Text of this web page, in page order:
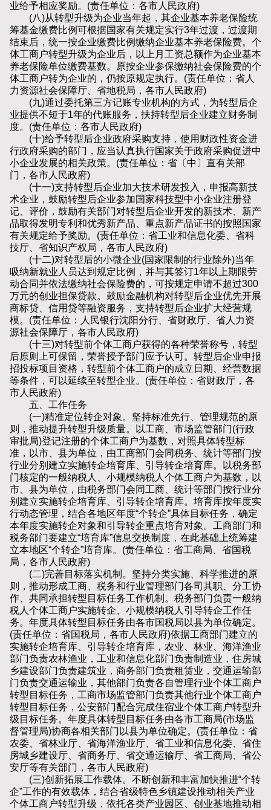
业给予相应奖励。(责任单位：各市人民政府)
(八)从转型升级为企业当年起，其企业基本养老保险统
筹基金缴费比例可根据国家有关规定实行3年过渡，过渡期
结束后，统一按企业缴费比例缴纳企业基本养老保险费。个
体工商户转型升级为企业后，以上月工资总额作为企业基本
养老保险单位缴费基数。原按企业参保缴纳社会保险费的个
体工商户转为企业的，仍按原规定执行。(责任单位：省人
力资源社会保障厅、省地税局，各市人民政府)
(九)通过委托第三方记账专业机构的方式，为转型后企
业提供不短于1年的代账服务，扶持转型后企业建立财务制
度。(责任单位：各市人民政府)
(十)给予转型后企业政府采购支持，使用财政性资金进
行政府采购的部门，应当认真执行国家关于政府采购促进中
小企业发展的相关政策。(责任单位：省〔中〕直有关部
门，各市人民政府)
(十一)支持转型后企业加大技术研发投入，申报高新技
术企业，鼓励转型后企业参加国家科技型中小企业注册登
记、评价，鼓励有关部门对转型后企业开发的新技术、新产
品取得发明专利和优秀新产品、重点新产品证书的按照国家
有关规定给予奖励。(责任单位：省工业和信息化委、省科
技厅、省知识产权局，各市人民政府)
(十二)对转型后的小微企业(国家限制的行业除外)当年
吸纳新就业人员达到规定比例，并与其签订1年以上期限劳
动合同并依法缴纳社会保险费的，可按规定申请不超过300
万元的创业担保贷款。鼓励金融机构对转型后企业优先开展
商标贷、信用贷等融资服务，支持转型后企业扩大经营规
模。(责任单位：人民银行沈阳分行、省财政厅、省人力资
源社会保障厅，各市人民政府)
(十三)对转型前个体工商户获得的各种荣誉称号，转型
后原则上可保留，荣誉授予部门应予认可。转型后企业申报
招投标项目资格，转型前个体工商户的成立日期、经营数据
等条件，可以延续至转型企业。(责任单位：省财政厅，各
市人民政府)
五、工作任务
(一)精准定位转企对象。坚持标准先行、管理规范的原
则，推动提升转型升级质量。以工商、市场监管部门(行政
审批局)登记注册的个体工商户为基数，对照具体转型标
准，以市、县为单位，由工商部门会同税务、统计等部门按
行业分别建立实施转企培育库、引导转企培育库。以税务部
门核定的一般纳税人、小规模纳税人个体工商户为基数，以
市、县为单位，由税务部门会同工商、统计等部门按行业分
别建立实施转企培育库、引导转企培育库。培育库按年度实
行动态管理，结合各地区年度“个转企”具体目标任务，确定
本年度实施转企对象和引导转企重点培育对象。工商部门和
税务部门要建立“培育库”信息交换制度，在此基础上统筹建
立本地区“个转企”培育库。(责任单位：省工商局、省国税
局，各市人民政府)
(二)完善目标落实机制。坚持分类实施、科学推进的原
则，推动形成工商、税务和行业管理部门各司其职、分工协
作、共同承担转型目标任务工作机制。税务部门负责一般纳
税人个体工商户实施转企、小规模纳税人引导转企工作任
务。年度具体转型目标任务由各市国税局以县为单位确定。
(责任单位：省国税局，各市人民政府)依据工商部门建立的
实施转企培育库、引导转企培育库，农业、林业、海洋渔业
部门负责农林渔业，工业和信息化部门负责制造业，住房城
乡建设部门负责建筑业，商务部门负责租赁业，交通运输部
门负责交通运输业，其他部门负责各自管理行业个体工商户
转型目标任务，工商市场监管部门负责其他行业个体工商户
转型目标任务，公安部门配合完成住宿业个体工商户转型升
级目标任务。年度具体转型目标任务由各市工商局(市场监
督管理局)协商各相关部门以县为单位确定。(责任单位：省
农委、省林业厅、省海洋渔业厅、省工业和信息化委、省住
房城乡建设厅、省商务厅、省交通运输厅、省工商局、省公
安厅等有关部门，各市人民政府)
(三)创新拓展工作载体。不断创新和丰富加快推进“个转
企”工作的有效载体，结合省级特色乡镇建设推动相关产业
个体工商户转型升级，依托各类产业园区、创业基地推动相